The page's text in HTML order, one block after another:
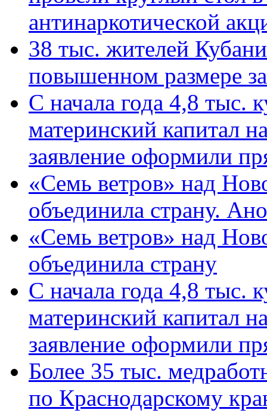
антинаркотической
38 тыс. жителей
повышенном размере
С начала года 4,8 тыс.
материнский капитал
заявление оформили
«Семь ветров» над
объединила страну.
«Семь ветров» над
объединила страну
С начала года 4,8 тыс.
материнский капитал
заявление оформили
Более 35 тыс.
по Краснодарскому